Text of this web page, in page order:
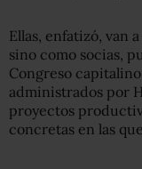
Ellas, enfatizó, van
sino como socias,
Congreso
administrados por
proyectos
concretas en las